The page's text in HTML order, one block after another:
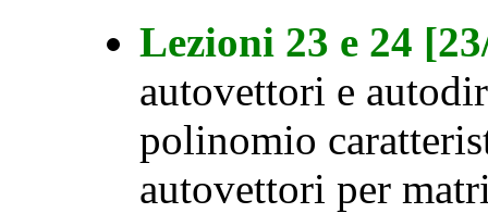
Lezioni 23 e 24
autovettori e
polinomio
autovettori per